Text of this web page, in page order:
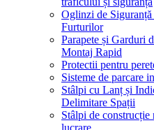
Oglinzi de
Furturilor
Parapete și Garduri
Montaj Rapid
Protectii pentru
Sisteme de parcare
Stâlpi cu Lanț și
Delimitare Spații
Stâlpi de
lucrare